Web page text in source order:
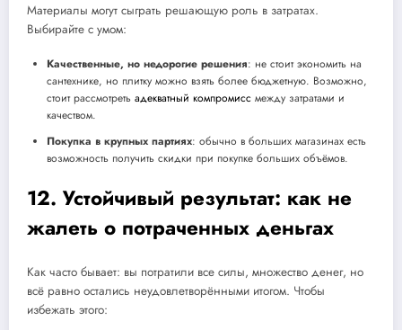
Материалы могут сыграть решающую роль в затратах.
Выбирайте с умом:
Качественные, но недорогие решения: не стоит экономить на
сантехнике, но плитку можно взять более бюджетную. Возможно,
стоит рассмотреть адекватный компромисс между затратами и
качеством.
Покупка в крупных партиях: обычно в больших магазинах есть
возможность получить скидки при покупке больших объёмов.
12. Устойчивый результат: как не
жалеть о потраченных деньгах
Как часто бывает: вы потратили все силы, множество денег, но
всё равно остались неудовлетворёнными итогом. Чтобы
избежать этого: